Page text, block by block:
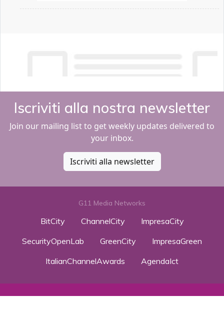
Iscriviti alla nostra newsletter
Join our mailing list to get weekly updates delivered to
your inbox.
Iscriviti alla newsletter
G11 Media Networks
BitCity ChannelCity
ImpresaCity
SecurityOpenLab
GreenCity
ImpresaGreen
ItalianChannelAwards
AgendaIct